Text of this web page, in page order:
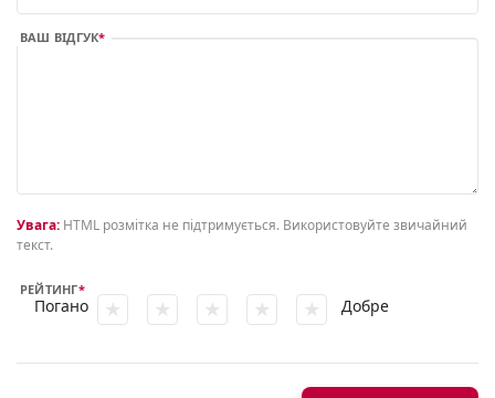
ВАШ ВІДГУК
Увага: HTML розмітка не підтримується. Використовуйте звичайний
текст.
РЕЙТИНГ
Погано Добре